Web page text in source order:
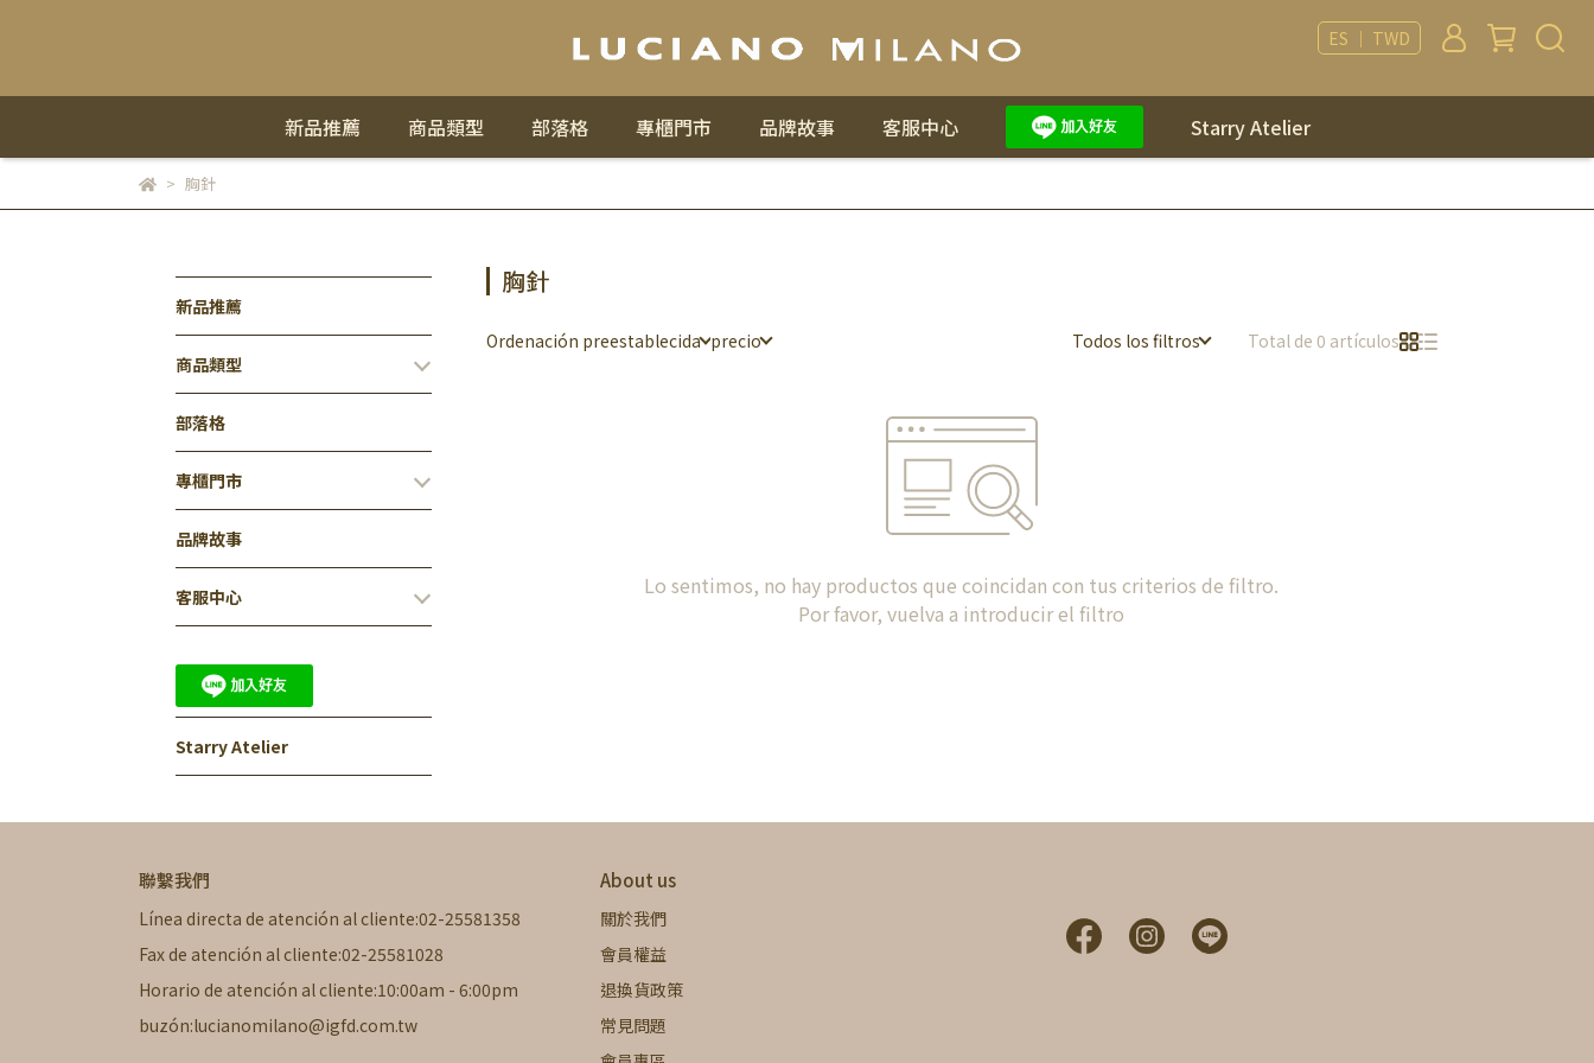
ES ｜ TWD
新品推薦 商品類型 部落格 專櫃門市 品牌故事 客服中心 Starry Atelier
胸針
新品推薦
商品類型
部落格
專櫃門市
品牌故事
客服中心
Starry Atelier
胸針
Ordenación preestablecida precio Todos los filtros Total de 0 artículos
Lo sentimos, no hay productos que coincidan con tus criterios de filtro.
Por favor, vuelva a introducir el filtro
聯繫我們
Línea directa de atención al cliente:02-25581358
Fax de atención al cliente:02-25581028
Horario de atención al cliente:10:00am - 6:00pm
buzón:lucianomilano@igfd.com.tw
About us
關於我們
會員權益
退換貨政策
常見問題